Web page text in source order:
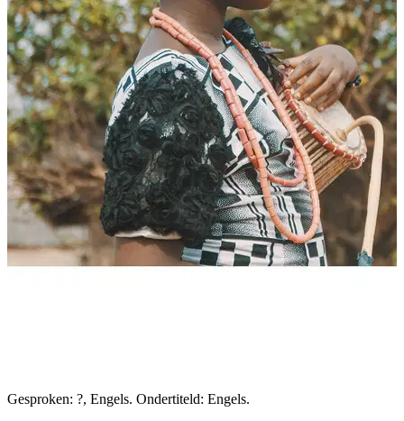
Gesproken: ?, Engels. Ondertiteld: Engels.